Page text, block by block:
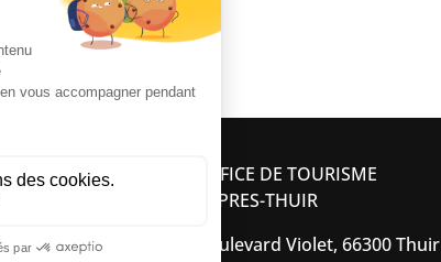
OFFICE DE TOURISME
ASPRES-THUIR
Boulevard Violet, 66300 Thuir